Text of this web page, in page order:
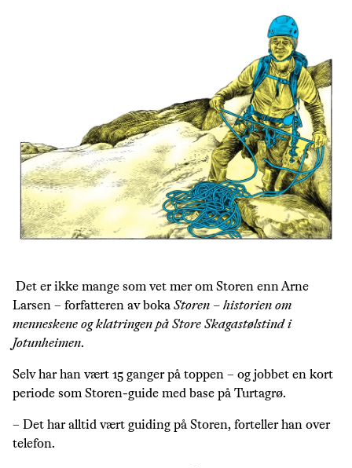
Det er ikke mange som vet mer om Storen enn Arne
Larsen – forfatteren av boka Storen – historien om
menneskene og klatringen på Store Skagastølstind i
Jotunheimen.
Selv har han vært 15 ganger på toppen – og jobbet en kort
periode som Storen-guide med base på Turtagrø.
– Det har alltid vært guiding på Storen, forteller han over
telefon.